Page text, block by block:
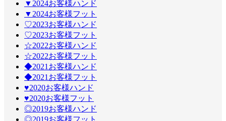
▼2024お客様ハンド
▼2024お客様フット
♡2023お客様ハンド
♡2023お客様フット
☆2022お客様ハンド
☆2022お客様フット
◆2021お客様ハンド
◆2021お客様フット
♥2020お客様ハンド
♥2020お客様フット
◎2019お客様ハンド
◎2019お客様フット